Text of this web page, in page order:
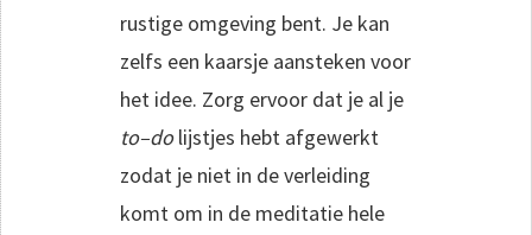
rustige omgeving bent. Je kan
zelfs een kaarsje aansteken voor
het idee. Zorg ervoor dat je al je
to–dolijstjes hebt afgewerkt
zodat je niet in de verleiding
komt om in de meditatie hele